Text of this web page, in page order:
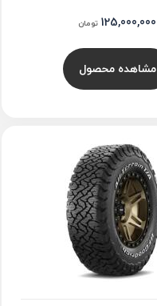
125,000,000 تومان
مشاهده محصول